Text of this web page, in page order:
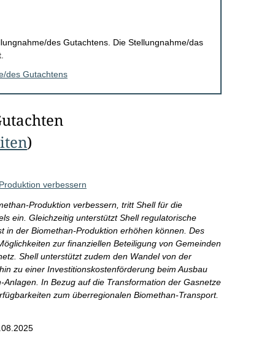
des Gutachtens. Die Stellungnahme/das
des Gutachtens
)
verbessern
Produktion verbessern, tritt Shell für die
ein. Gleichzeitig unterstützt Shell regulatorische
in der Biomethan-Produktion erhöhen können. Des
zur finanziellen Beteiligung von Gemeinden
Shell unterstützt zudem den Wandel von der
zu einer Investitionskostenförderung beim Ausbau
In Bezug auf die Transformation der Gasnetze
zum überregionalen Biomethan-Transport.